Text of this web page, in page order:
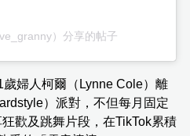
）分享的帖子
婦人柯爾（Lynne Cole）離
）派對，不但每月固定
歡及跳舞片段，在TikTok累積